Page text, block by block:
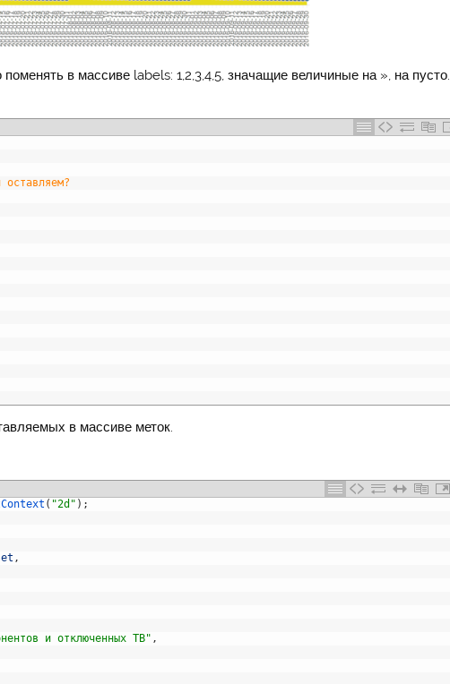
в массиве labels: 1,2,3,4,5, значащие величиные на », на пусто.
в массиве меток.
( "2d" ) ;
,
и отключенных ТВ" ,